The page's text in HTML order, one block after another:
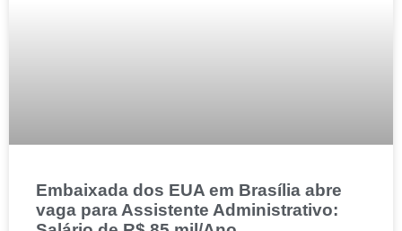
Embaixada dos EUA em Brasília abre
vaga para Assistente Administrativo: